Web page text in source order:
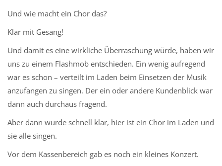
Und wie macht ein Chor das?
Klar mit Gesang!
Und damit es eine wirkliche Überraschung würde, haben wir
uns zu einem Flashmob entschieden. Ein wenig aufregend
war es schon – verteilt im Laden beim Einsetzen der Musik
anzufangen zu singen. Der ein oder andere Kundenblick war
dann auch durchaus fragend.
Aber dann wurde schnell klar, hier ist ein Chor im Laden und
sie alle singen.
Vor dem Kassenbereich gab es noch ein kleines Konzert.